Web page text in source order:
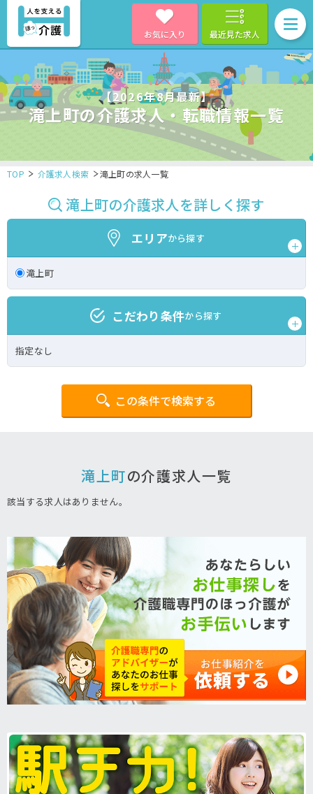
お気に入り 最近見た求人
【2026年8月最新】
滝上町の介護求人・転職情報一覧
TOP 介護求人検索 滝上町の求人一覧
滝上町の介護求人を詳しく探す
エリアから探す
滝上町
こだわり条件から探す
指定なし
この条件で検索する
滝上町の介護求人一覧
該当する求人はありません。